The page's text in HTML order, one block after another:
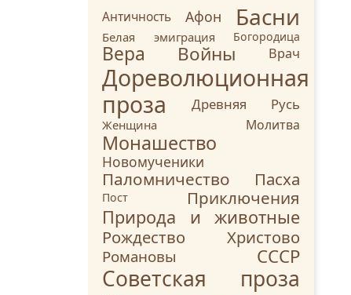
Античность Афон Басни
Белая эмиграция Богородица
Вера Войны Врач
Дореволюционная
проза
Древняя Русь
Женщина Молитва
Монашество
Новомученики
Паломничество Пасха
Пост Приключения
Природа и животные
Рождество Христово
Романовы СССР
Советская проза